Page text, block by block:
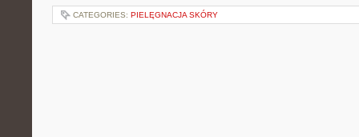
CATEGORIES: PIELĘGNACJA SKÓRY